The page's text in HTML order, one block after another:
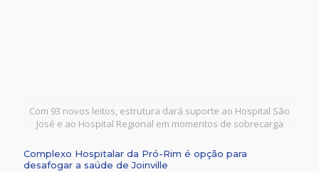
Com 93 novos leitos, estrutura dará suporte ao Hospital São
José e ao Hospital Regional em momentos de sobrecarga
Complexo Hospitalar da Pró-Rim é opção para
desafogar a saúde de Joinville